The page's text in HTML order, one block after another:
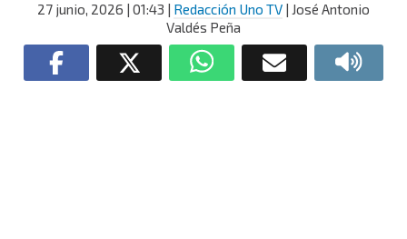
27 junio, 2026 | 01:43 | Redacción Uno TV | José Antonio
Valdés Peña